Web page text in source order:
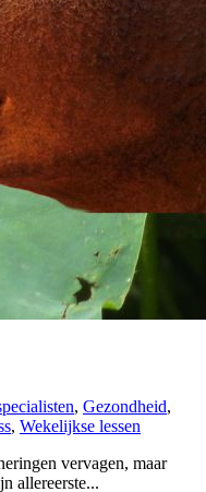
, Gezondheid,
, Wekelijkse lessen
vervagen, maar
allereerste...